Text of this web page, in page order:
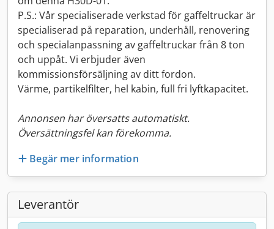
P.S.: Vår specialiserade verkstad för gaffeltruckar är
specialiserad på reparation, underhåll, renovering
och specialanpassning av gaffeltruckar från 8 ton
och uppåt. Vi erbjuder även
kommissionsförsäljning av ditt fordon.
Värme, partikelfilter, hel kabin, full fri lyftkapacitet.
Annonsen har översatts automatiskt.
Översättningsfel kan förekomma.
Begär mer information
Leverantör